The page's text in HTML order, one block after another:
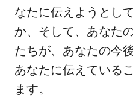
なたに伝えようとし
か、そして、あなた
たちが、あなたの今
あなたに伝えている
ます。